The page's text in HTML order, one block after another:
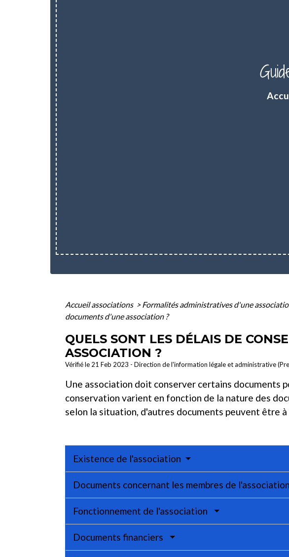
Accueil associations > Formalités administratives d'une
documents d'une association ?
QUELS SONT LES DÉLAIS DE
ASSOCIATION ?
Vérifié le 21 Feb 2023 - Direction de l'information légale et administrative
Une association doit conserver certains documents
conservation varient en fonction de la nature des
selon la situation, d'autres documents peuvent être à
Existence de l'association
Documents concernant les membres de l'association
Fonctionnement de l'association
Documents financiers